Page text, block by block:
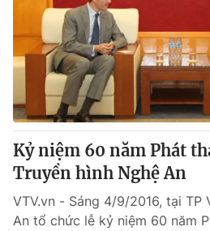
Kỷ niệm 60 năm Phát
Truyền hình Nghệ An
VTV.vn - Sáng 4/9/2016, tại TP
An tổ chức lễ kỷ niệm 60 năm